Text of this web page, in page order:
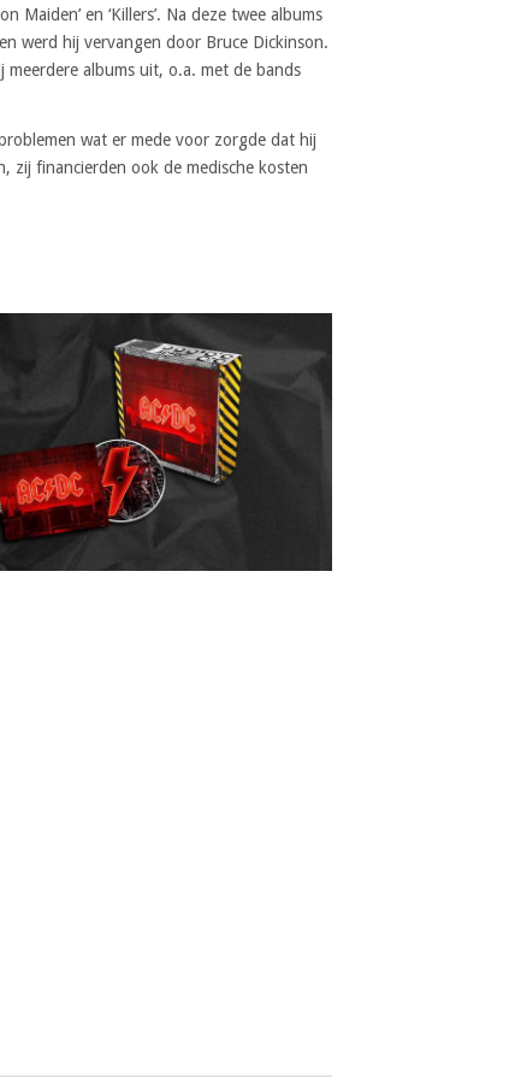
Maiden’ en ‘Killers’. Na deze twee albums
werd hij vervangen door Bruce Dickinson.
albums uit, o.a. met de bands
wat er mede voor zorgde dat hij
zij financierden ook de medische kosten